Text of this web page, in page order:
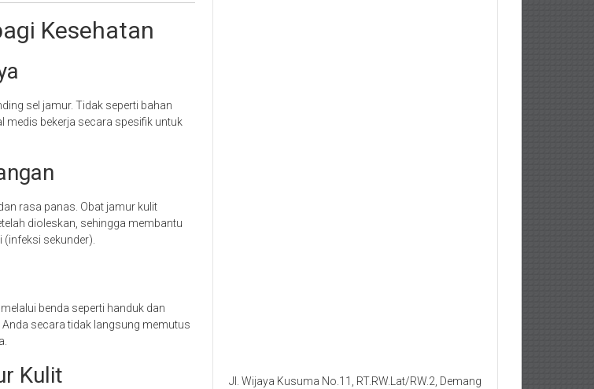
Kesehatan
sel jamur. Tidak seperti bahan
medis bekerja secara spesifik untuk
rasa panas. Obat jamur kulit
dioleskan, sehingga membantu
sekunder).
benda seperti handuk dan
secara tidak langsung memutus
Kulit
Jl. Wijaya Kusuma No.11, RT.RW.Lat/RW.2, Demang